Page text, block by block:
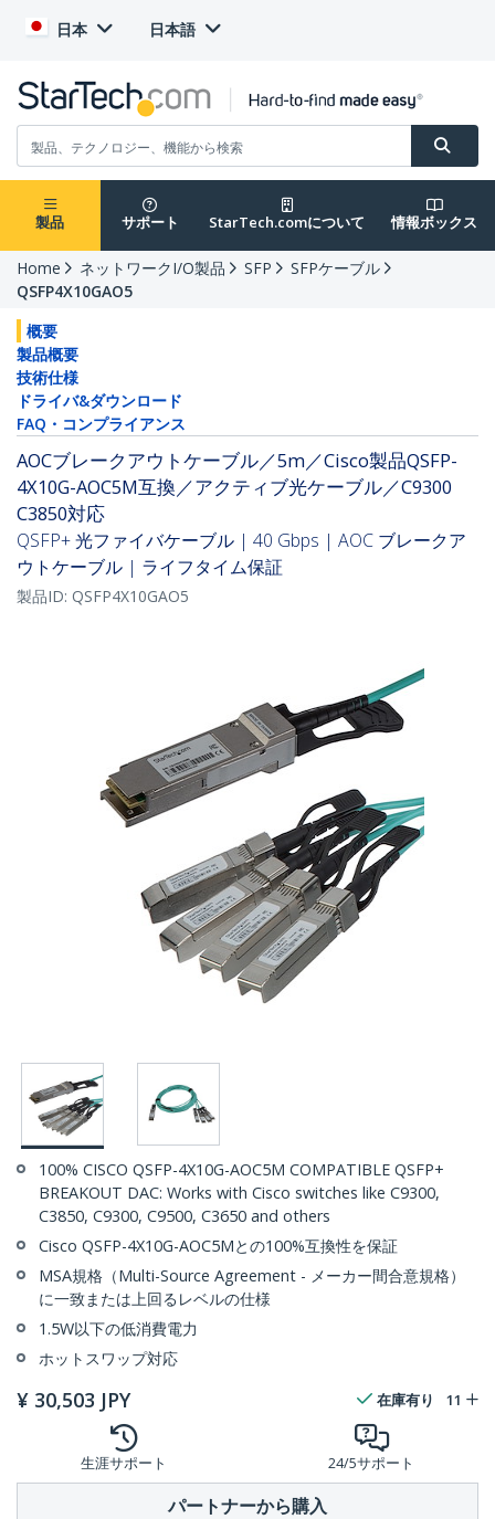
日本 日本語
製品 サポート StarTech.comについて 情報ボックス
Home ネットワークI/O製品 SFP
SFPケーブル
QSFP4X10GAO5
概要
製品概要
技術仕様
ドライバ&ダウンロード
FAQ・コンプライアンス
AOCブレークアウトケーブル／5m／Cisco製品QSFP-
4X10G-AOC5M互換／アクティブ光ケーブル／C9300
C3850対応
QSFP+ 光ファイバケーブル | 40 Gbps | AOC ブレークア
ウトケーブル | ライフタイム保証
製品ID: QSFP4X10GAO5
100% CISCO QSFP-4X10G-AOC5M COMPATIBLE QSFP+
BREAKOUT DAC: Works with Cisco switches like C9300,
C3850, C9300, C9500, C3650 and others
Cisco QSFP-4X10G-AOC5Mとの100%互換性を保証
MSA規格（Multi-Source Agreement - メーカー間合意規格）
に一致または上回るレベルの仕様
1.5W以下の低消費電力
ホットスワップ対応
¥ 30,503 JPY 在庫有り 11
生涯サポート 24/5サポート
パートナーから購入